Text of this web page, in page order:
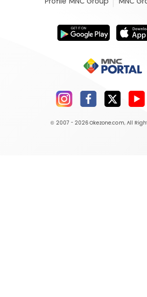
Profile MNC Group MNC
© 2007 - 2026 Okezone.com, All